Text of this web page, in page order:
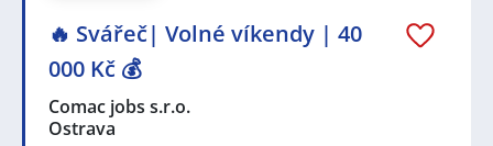
🔥 Svářeč| Volné víkendy | 40
000 Kč 💰
Comac jobs s.r.o.
Ostrava